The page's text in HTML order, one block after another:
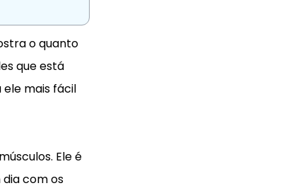
o quanto
que está
ele mais fácil
Ele é
com os